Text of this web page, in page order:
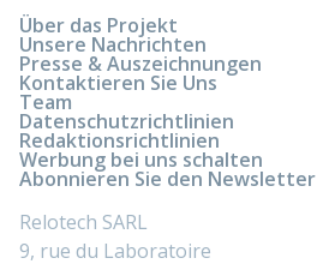
Über das Projekt
Unsere Nachrichten
Presse & Auszeichnungen
Kontaktieren Sie Uns
Team
Datenschutzrichtlinien
Redaktionsrichtlinien
Werbung bei uns schalten
Abonnieren Sie den Newsletter
Relotech SARL
9, rue du Laboratoire